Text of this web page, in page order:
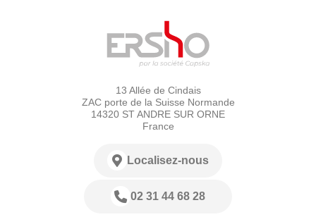
13 Allée de Cindais
ZAC porte de la Suisse Normande
14320 ST ANDRE SUR ORNE
France
Localisez-nous
02 31 44 68 28